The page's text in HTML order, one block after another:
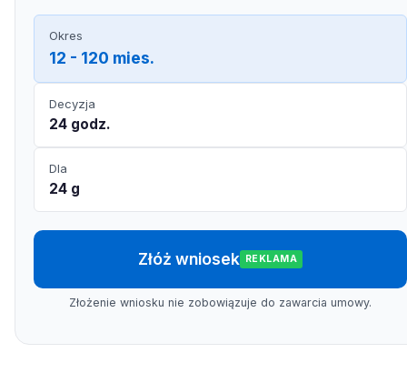
Okres
12 - 120 mies.
Decyzja
24 godz.
Dla
24 g
Złóż wniosek REKLAMA
Złożenie wniosku nie zobowiązuje do zawarcia umowy.